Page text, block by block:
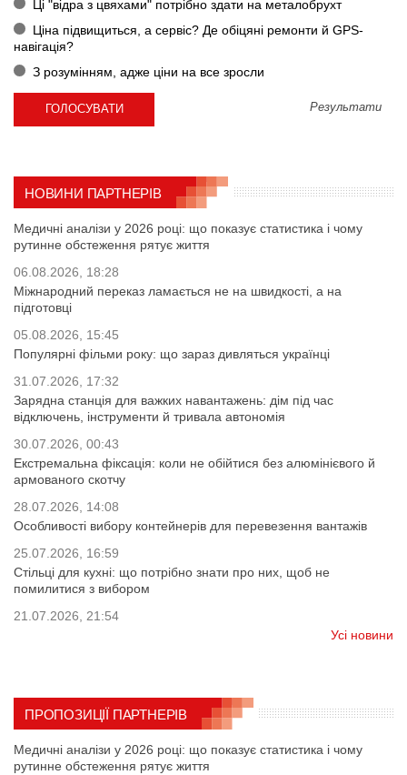
Ці "відра з цвяхами" потрібно здати на металобрухт
Ціна підвищиться, а сервіс? Де обіцяні ремонти й GPS-
навігація?
З розумінням, адже ціни на все зросли
Результати
НОВИНИ ПАРТНЕРІВ
Медичні аналізи у 2026 році: що показує статистика і чому
рутинне обстеження рятує життя
06.08.2026, 18:28
Міжнародний переказ ламається не на швидкості, а на
підготовці
05.08.2026, 15:45
Популярні фільми року: що зараз дивляться українці
31.07.2026, 17:32
Зарядна станція для важких навантажень: дім під час
відключень, інструменти й тривала автономія
30.07.2026, 00:43
Екстремальна фіксація: коли не обійтися без алюмінієвого й
армованого скотчу
28.07.2026, 14:08
Особливості вибору контейнерів для перевезення вантажів
25.07.2026, 16:59
Стільці для кухні: що потрібно знати про них, щоб не
помилитися з вибором
21.07.2026, 21:54
Усі новини
ПРОПОЗИЦІЇ ПАРТНЕРІВ
Медичні аналізи у 2026 році: що показує статистика і чому
рутинне обстеження рятує життя